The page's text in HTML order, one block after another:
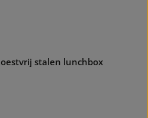
stalen lunchbox